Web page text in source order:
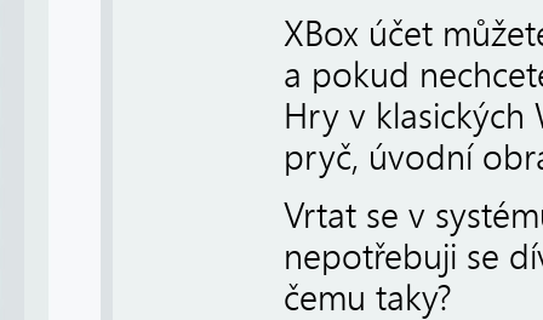
XBox účet
a pokud
Hry v
pryč, úvodní
Vrtat se v
nepotřebuji se
čemu taky?